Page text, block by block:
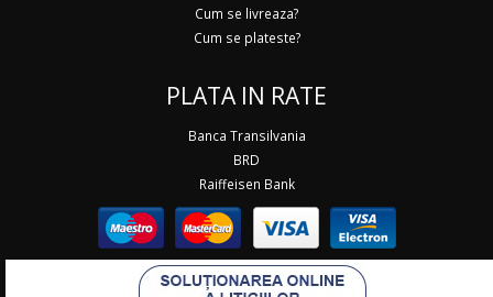
Cum se livreaza?
Cum se plateste?
PLATA IN RATE
Banca Transilvania
BRD
Raiffeisen Bank